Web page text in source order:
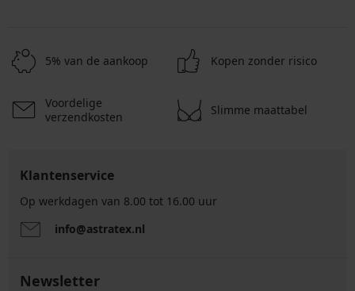
5% van de aankoop Kopen zonder risico
Voordelige
verzendkosten
Slimme maattabel
Klantenservice
Op werkdagen van 8.00 tot 16.00 uur
info@astratex.nl
Newsletter